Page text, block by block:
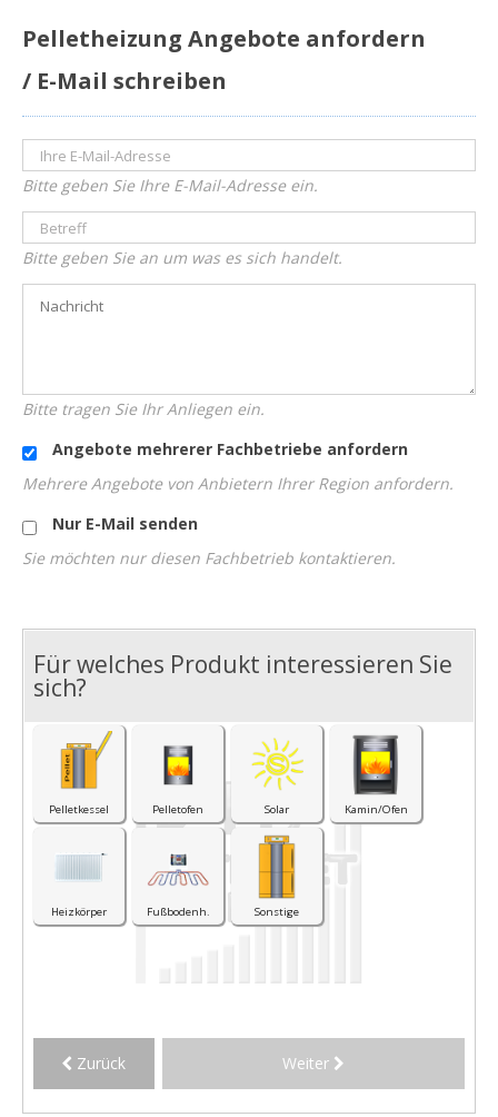
Pelletheizung Angebote anfordern
/ E-Mail schreiben
Bitte geben Sie Ihre E-Mail-Adresse ein.
Bitte geben Sie an um was es sich handelt.
Bitte tragen Sie Ihr Anliegen ein.
Angebote mehrerer Fachbetriebe anfordern
Mehrere Angebote von Anbietern Ihrer Region anfordern.
Nur E-Mail senden
Sie möchten nur diesen Fachbetrieb kontaktieren.
Für welches Produkt interessieren Sie
sich?
Pelletkessel Pelletofen Solar Kamin/Ofen
Heizkörper Fußbodenh. Sonstige
Zurück Weiter